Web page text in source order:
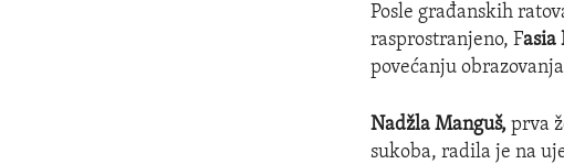
Posle građanskih
rasprostranjeno, Fasia
povećanju
Nadžla Manguš, prva
sukoba, radila je na